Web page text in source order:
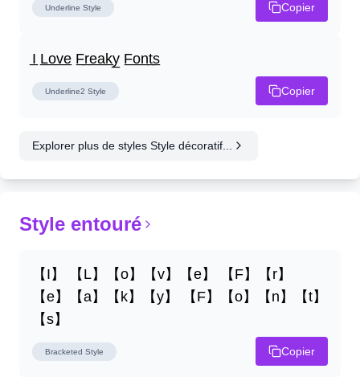
Underline Style Copier
I̲ L̲o̲v̲e̲ F̲r̲e̲a̲k̲y̲ F̲o̲n̲t̲s̲
Underline2 Style Copier
Explorer plus de styles Style décoratif...
Style entouré
【I】 【L】【o】【v】【e】 【F】【r】
【e】【a】【k】【y】 【F】【o】【n】【t】
【s】
Bracketed Style Copier